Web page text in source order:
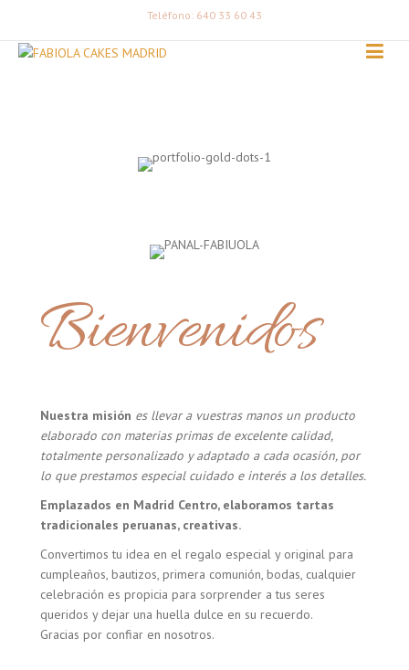
Teléfono: 640 33 60 43
Bienvenidos
Nuestra misión es llevar a vuestras manos un producto
elaborado con materias primas de excelente calidad,
totalmente personalizado y adaptado a cada ocasión, por
lo que prestamos especial cuidado e interés a los detalles.
Emplazados en Madrid Centro, elaboramos tartas
tradicionales peruanas, creativas.
Convertimos tu idea en el regalo especial y original para
cumpleaños, bautizos, primera comunión, bodas, cualquier
celebración es propicia para sorprender a tus seres
queridos y dejar una huella dulce en su recuerdo.
Gracias por confiar en nosotros.